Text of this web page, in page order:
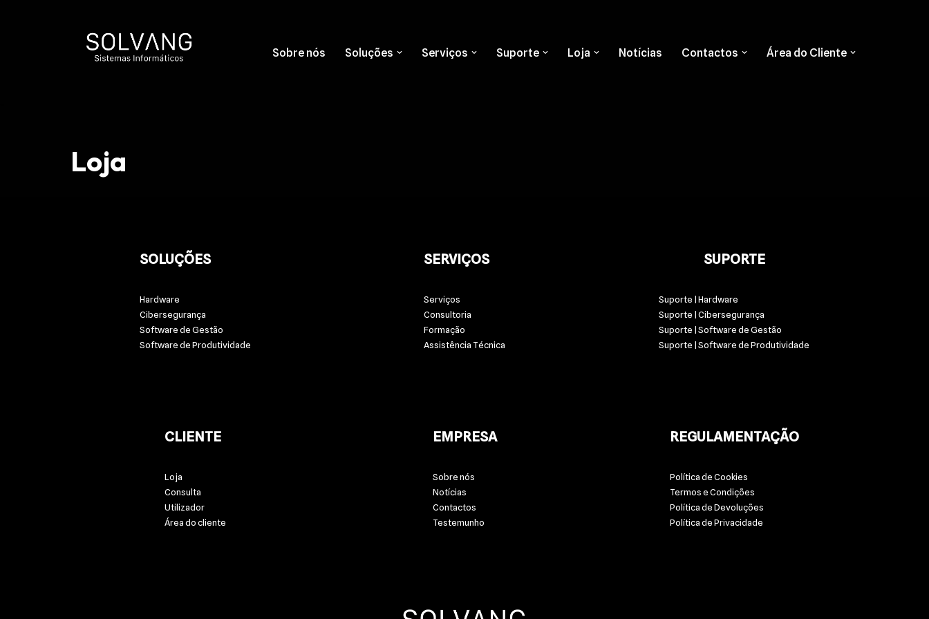
Sobre nós Soluções Serviços Suporte Loja Notícias Contactos Área do Cliente
Loja
SOLUÇÕES
Hardware
Cibersegurança
Software de Gestão
Software de Produtividade
CLIENTE
Loja
Consulta
Utilizador
Área do cliente
SERVIÇOS
Serviços
Consultoria
Formação
Assistência Técnica
EMPRESA
Sobre nós
Notícias
Contactos
Testemunho
SUPORTE
Suporte | Hardware
Suporte | Cibersegurança
Suporte | Software de Gestão
Suporte | Software de Produtividade
REGULAMENTAÇÃO
Política de Cookies
Termos e Condições
Política de Devoluções
Política de Privacidade